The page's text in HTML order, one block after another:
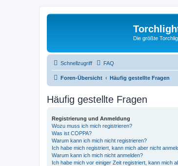
Die größte
Schnellzugriff FAQ
Foren-Übersicht Häufig gestellte Fragen
Häufig gestellte Fragen
Registrierung und Anmeldung
Wozu muss ich mich registrieren?
Was ist COPPA?
Warum kann ich mich nicht registrieren?
Ich habe mich registriert, kann mich aber nicht
Warum kann ich mich nicht anmelden?
Ich habe mich vor einiger Zeit registriert, kann mich